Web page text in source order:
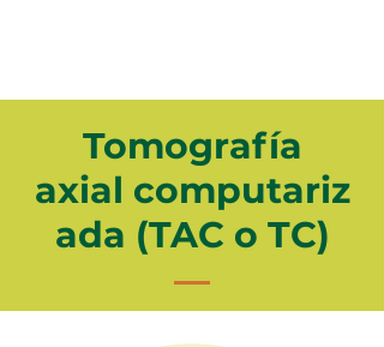
Tomografía
axial computariz
ada (TAC o TC)